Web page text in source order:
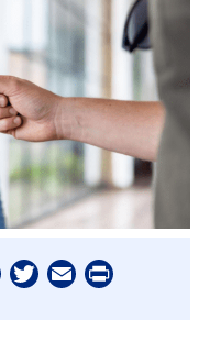
Facebook
Twitter
EmailPrint